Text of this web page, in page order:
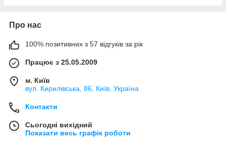
Про нас
100% позитивних з 57 відгуків за рік
Працює з 25.05.2009
м. Київ
вул. Кирилівська, 86, Київ, Україна
Контакти
Сьогодні вихідний
Показати весь графік роботи